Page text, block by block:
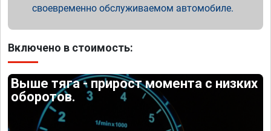
своевременно обслуживаемом автомобиле.
Включено в стоимость:
Выше тяга - прирост момента с низких
оборотов.